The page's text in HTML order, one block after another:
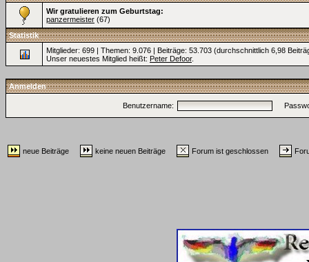
Wir gratulieren zum Geburtstag:
panzermeister (67)
Statistik
Mitglieder: 699 | Themen: 9.076 | Beiträge: 53.703 (durchschnittlich 6,98
Unser neuestes Mitglied heißt: Peter Defoor.
Anmelden
Benutzername:
neue Beiträge keine neuen Beiträge Forum ist geschlossen